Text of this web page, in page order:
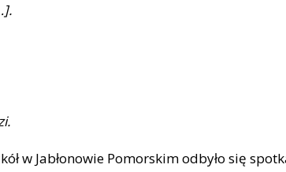
w Jabłonowie Pomorskim odbyło się